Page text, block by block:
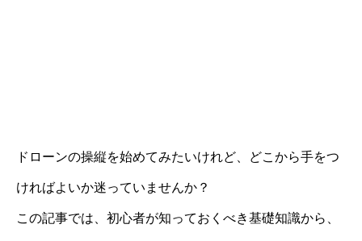
ドローンの操縦を始めてみたいけれど、どこから手をつ
ければよいか迷っていませんか？
この記事では、初心者が知っておくべき基礎知識から、